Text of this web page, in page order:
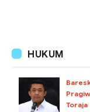
HUKUM
Toraja